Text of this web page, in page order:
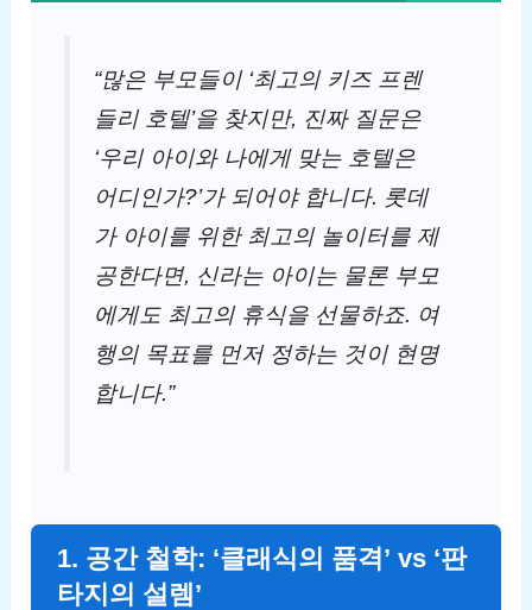
“많은 부모들이 ‘최고의 키즈 프렌
들리 호텔’을 찾지만, 진짜 질문은
‘우리 아이와 나에게 맞는 호텔은
어디인가?’가 되어야 합니다. 롯데
가 아이를 위한 최고의 놀이터를 제
공한다면, 신라는 아이는 물론 부모
에게도 최고의 휴식을 선물하죠. 여
행의 목표를 먼저 정하는 것이 현명
합니다.”
1. 공간 철학: ‘클래식의 품격’ vs ‘판
타지의 설렘’